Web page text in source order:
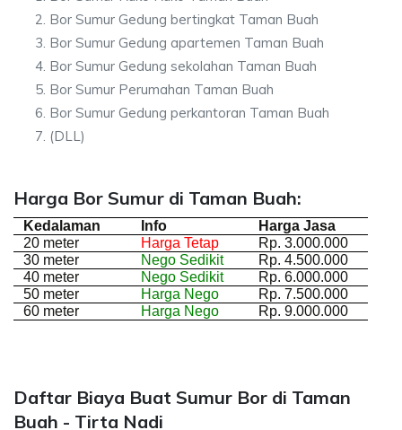
Bor Sumur Gedung bertingkat Taman Buah
Bor Sumur Gedung apartemen Taman Buah
Bor Sumur Gedung sekolahan Taman Buah
Bor Sumur Perumahan Taman Buah
Bor Sumur Gedung perkantoran Taman Buah
(DLL)
Harga Bor Sumur di Taman Buah:
Kedalaman Info
Harga Jasa
20 meter
Harga Tetap
Rp. 3.000.000
30 meter
Nego Sedikit
Rp. 4.500.000
40 meter
Nego Sedikit
Rp. 6.000.000
50 meter
Harga Nego
Rp. 7.500.000
60 meter
Harga Nego Rp. 9.000.000
Daftar Biaya Buat Sumur Bor di Taman
Buah - Tirta Nadi